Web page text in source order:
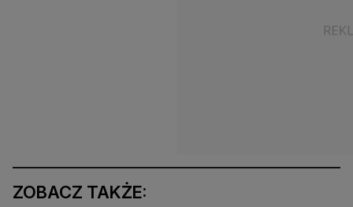
ZOBACZ TAKŻE: